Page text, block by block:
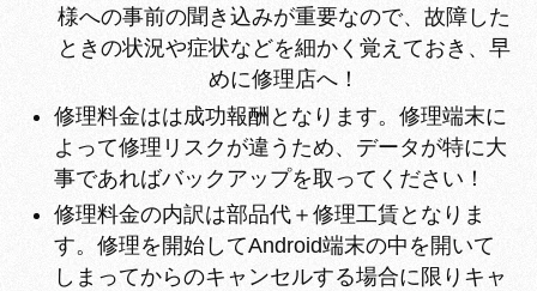
様への事前の聞き込みが重要なので、故障した
ときの状況や症状などを細かく覚えておき、早
めに修理店へ！
修理料金はは成功報酬となります。修理端末に
よって修理リスクが違うため、データが特に大
事であればバックアップを取ってください！
修理料金の内訳は部品代＋修理工賃となりま
す。修理を開始してAndroid端末の中を開いて
しまってからのキャンセルする場合に限りキャ